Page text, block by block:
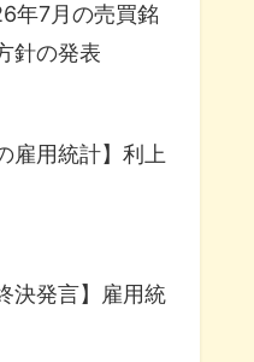
年7月の売買銘
針の発表
雇用統計】利上
決発言】雇用統